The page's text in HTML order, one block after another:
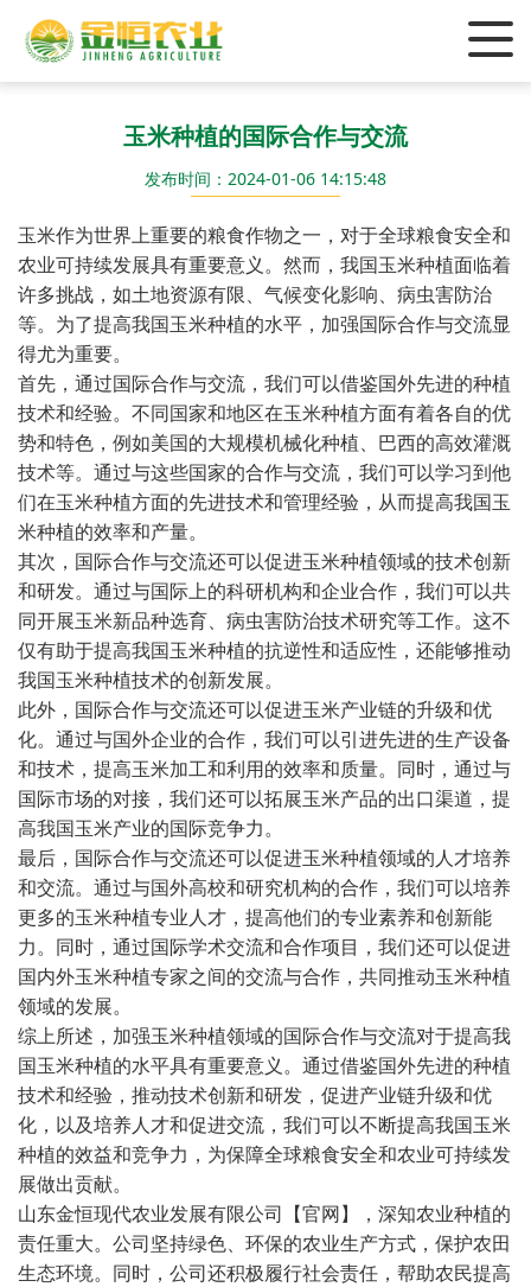
玉米种植的国际合作与交流
发布时间：2024-01-06 14:15:48
玉米作为世界上重要的粮食作物之一，对于全球粮食安全和
农业可持续发展具有重要意义。然而，我国玉米种植面临着
许多挑战，如土地资源有限、气候变化影响、病虫害防治
等。为了提高我国玉米种植的水平，加强国际合作与交流显
得尤为重要。
首先，通过国际合作与交流，我们可以借鉴国外先进的种植
技术和经验。不同国家和地区在玉米种植方面有着各自的优
势和特色，例如美国的大规模机械化种植、巴西的高效灌溉
技术等。通过与这些国家的合作与交流，我们可以学习到他
们在玉米种植方面的先进技术和管理经验，从而提高我国玉
米种植的效率和产量。
其次，国际合作与交流还可以促进玉米种植领域的技术创新
和研发。通过与国际上的科研机构和企业合作，我们可以共
同开展玉米新品种选育、病虫害防治技术研究等工作。这不
仅有助于提高我国玉米种植的抗逆性和适应性，还能够推动
我国玉米种植技术的创新发展。
此外，国际合作与交流还可以促进玉米产业链的升级和优
化。通过与国外企业的合作，我们可以引进先进的生产设备
和技术，提高玉米加工和利用的效率和质量。同时，通过与
国际市场的对接，我们还可以拓展玉米产品的出口渠道，提
高我国玉米产业的国际竞争力。
最后，国际合作与交流还可以促进玉米种植领域的人才培养
和交流。通过与国外高校和研究机构的合作，我们可以培养
更多的玉米种植专业人才，提高他们的专业素养和创新能
力。同时，通过国际学术交流和合作项目，我们还可以促进
国内外玉米种植专家之间的交流与合作，共同推动玉米种植
领域的发展。
综上所述，加强玉米种植领域的国际合作与交流对于提高我
国玉米种植的水平具有重要意义。通过借鉴国外先进的种植
技术和经验，推动技术创新和研发，促进产业链升级和优
化，以及培养人才和促进交流，我们可以不断提高我国玉米
种植的效益和竞争力，为保障全球粮食安全和农业可持续发
展做出贡献。
山东金恒现代农业发展有限公司【官网】
，深知农业种植的
责任重大。公司坚持绿色、环保的农业生产方式，保护农田
生态环境。同时，公司还积极履行社会责任，帮助农民提高